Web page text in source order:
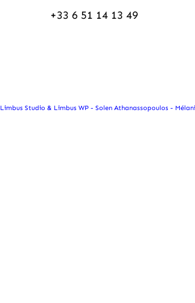
+33 6 51 14 13 49
Limbus Studio & Limbus WP - Solen Athanassopoulos -